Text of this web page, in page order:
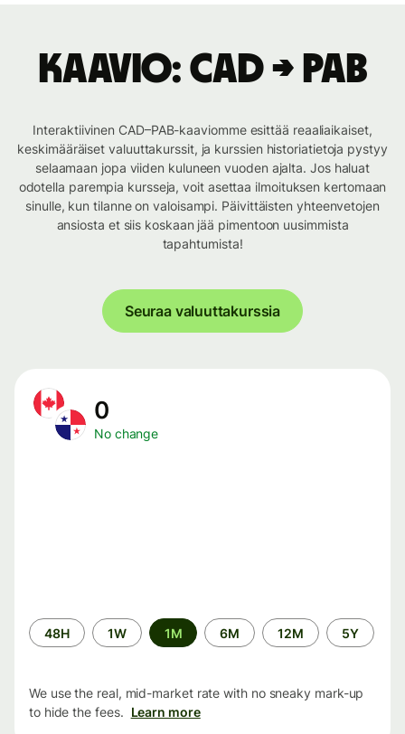
Kaavio: CAD → PAB
Interaktiivinen CAD–PAB-kaaviomme esittää reaaliaikaiset,
keskimääräiset valuuttakurssit, ja kurssien historiatietoja pystyy
selaamaan jopa viiden kuluneen vuoden ajalta. Jos haluat
odotella parempia kursseja, voit asettaa ilmoituksen kertomaan
sinulle, kun tilanne on valoisampi. Päivittäisten yhteenvetojen
ansiosta et siis koskaan jää pimentoon uusimmista
tapahtumista!
Seuraa valuuttakurssia
0
No change
Time
period
48H 1W 1M 6M 12M 5Y
We use the real, mid-market rate with no sneaky mark-up
to hide the fees. Learn more